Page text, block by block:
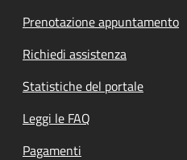
Prenotazione appuntamento
Richiedi assistenza
Statistiche del portale
Leggi le FAQ
Pagamenti